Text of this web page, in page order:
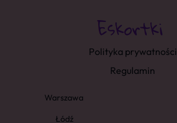
Polityka prywatności
Regulamin
Warszawa
Łódź